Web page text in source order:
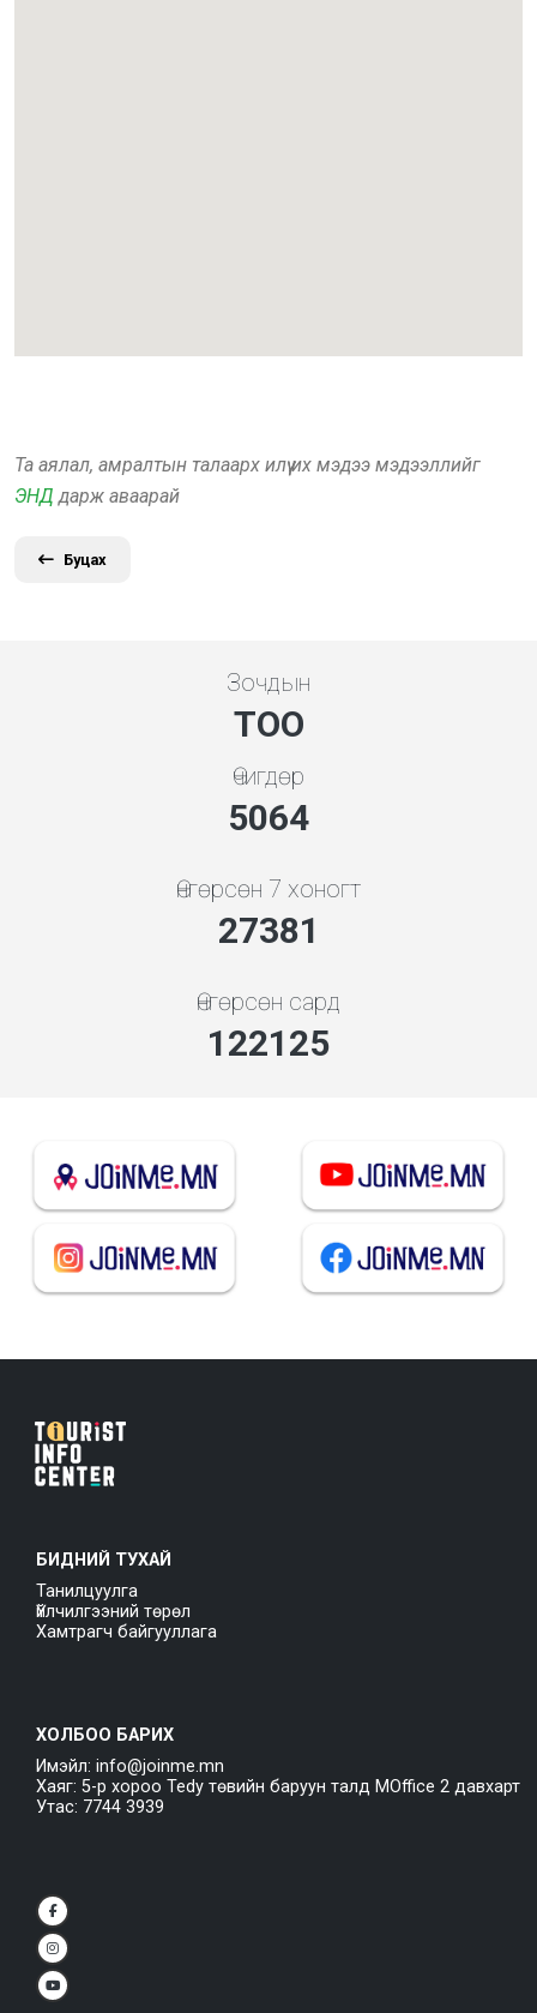
Та аялал, амралтын талаарх илүү их мэдээ мэдээллийг
ЭНД дарж аваарай
Буцах
Зочдын
ТОО
Өчигдөр
5648
Өнгөрсөн 7 хоногт
30541
Өнгөрсөн сард
136217
БИДНИЙ ТУХАЙ
Танилцуулга
Үйлчилгээний төрөл
Хамтрагч байгууллага
ХОЛБОО БАРИХ
Имэйл: info@joinme.mn
Хаяг: 5-р хороо Tedy төвийн баруун талд MOffice 2 давхарт
Утас: 7744 3939